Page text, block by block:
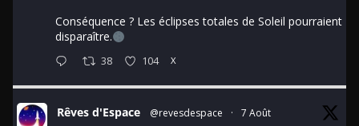
Conséquence ? Les éclipses totales de Soleil pourraient
disparaître.
38 104 X
Rêves d'Espace @revesdespace · 7 Août